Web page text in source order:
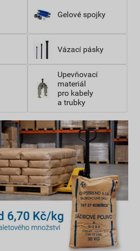
Gelové spojky
Vázací pásky
Upevňovací
materiál
pro kabely
a trubky